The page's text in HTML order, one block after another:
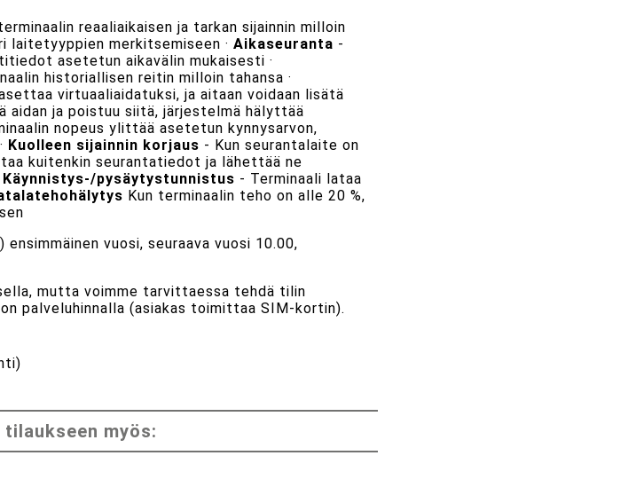
reaaliaikaisen ja tarkan sijainnin milloin
laitetyyppien merkitsemiseen · Aikaseuranta -
asetetun aikavälin mukaisesti ·
historiallisen reitin milloin tahansa ·
virtuaaliaidatuksi, ja aitaan voidaan lisätä
aidan ja poistuu siitä, järjestelmä hälyttää
nopeus ylittää asetetun kynnysarvon,
Kuolleen sijainnin korjaus - Kun seurantalaite on
kuitenkin seurantatiedot ja lähettää ne
Käynnistys-/pysäytystunnistus - Terminaali lataa
Kun terminaalin teho on alle 20 %,
vuosi, seuraava vuosi 10.00,
mutta voimme tarvittaessa tehdä tilin
palveluhinnalla (asiakas toimittaa SIM-kortin).
myös: